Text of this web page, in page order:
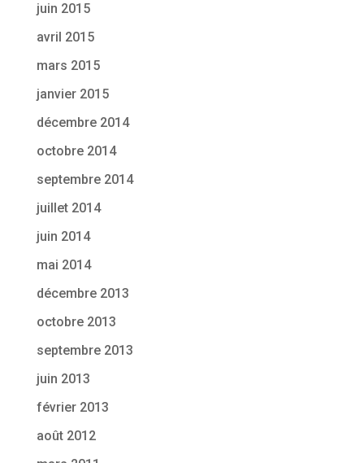
juin 2015
avril 2015
mars 2015
janvier 2015
décembre 2014
octobre 2014
septembre 2014
juillet 2014
juin 2014
mai 2014
décembre 2013
octobre 2013
septembre 2013
juin 2013
février 2013
août 2012